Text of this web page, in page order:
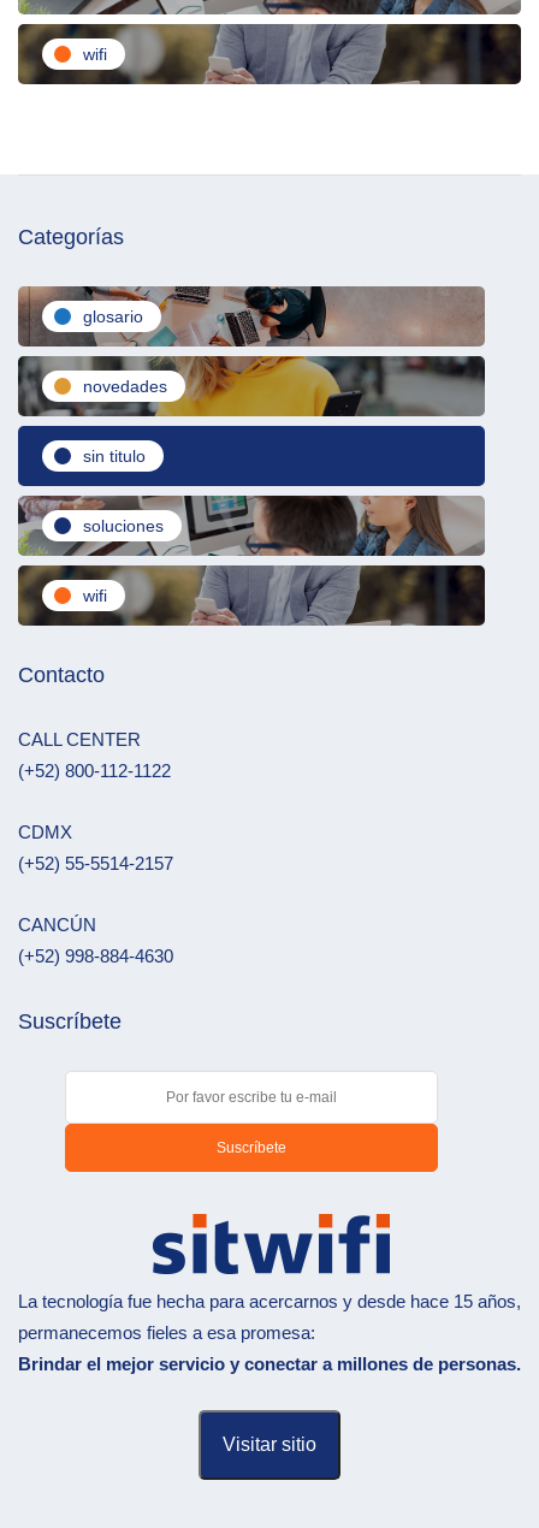
wifi
Categorías
glosario
novedades
sin titulo
soluciones
wifi
Contacto
CALL CENTER
(+52) 800-112-1122
CDMX
(+52) 55-5514-2157
CANCÚN
(+52) 998-884-4630
Suscríbete
La tecnología fue hecha para acercarnos y desde hace 15 años,
permanecemos fieles a esa promesa:
Brindar el mejor servicio y conectar a millones de personas.
Visitar sitio